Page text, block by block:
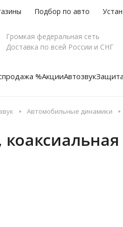
Подбор по авто
Громкая федеральная сеть
Доставка по всей России и СНГ
%АкцииАвтозвук
Автомобильные динамики